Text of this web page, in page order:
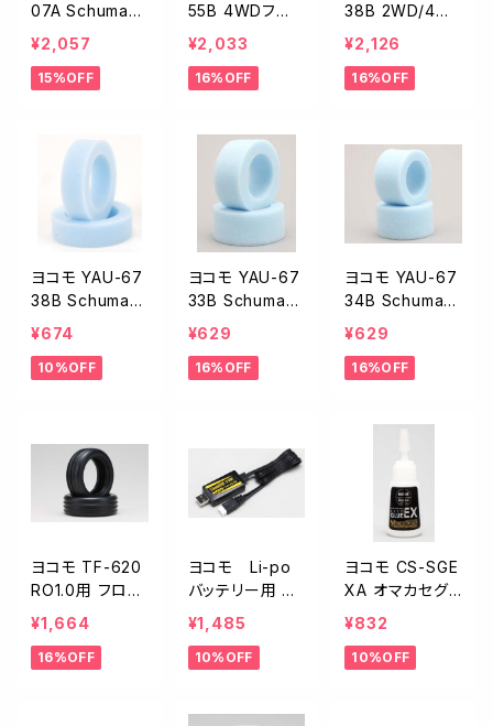
07A Schumach
er Shard 4WD
フロントタイヤ
イエロー（シャー
¥2,057
15%OFF
55B 4WDフロ
ント用 カクタス
フュージョンタイ
ヤ(イエロー)
¥2,033
16%OFF
38B 2WD/4W
Dリヤ用 カクタ
ス タイヤ(イエロ
ー)
¥2,126
16%OFF
ヨコモ YAU-67
38B Schumac
her 2WD用 フ
¥674
10%OFF
ヨコモ YAU-67
33B Schumach
er 4WD用 フロ
¥629
16%OFF
ヨコモ YAU-67
34B Schumac
her 2WD/4WD
ム リヤインナ
¥629
16%OFF
ヨコモ TF-620
RO1.0用 フロン
トタイヤ(2個入)
¥1,664
16%OFF
ヨコモ Li-po
バッテリー用 US
B充電器 YZ-US
BC
¥1,485
10%OFF
ヨコモ CS-SGE
XA オマカセグ
ルー EX 瞬間接
タイプ
¥832
10%OFF